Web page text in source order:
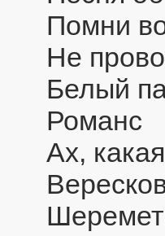
Помни
Не
Белый
Романс
Ах,